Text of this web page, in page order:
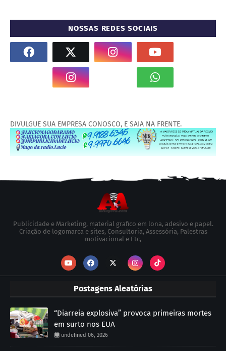
NOSSAS REDES SOCIAIS
DIVULGUE SUA EMPRESA CONOSCO, E SAIA NA FRENTE.
Publicidade e Marketing, material grafico em lona, adesivo e papel.
Criação de logomarca e sites, Consultoria, Assessória, Palestras
motivacional e Etc,
Postagens Aleatórias
“Diarreia explosiva” provoca primeiras mortes
em surto nos EUA
undefined 06, 2026